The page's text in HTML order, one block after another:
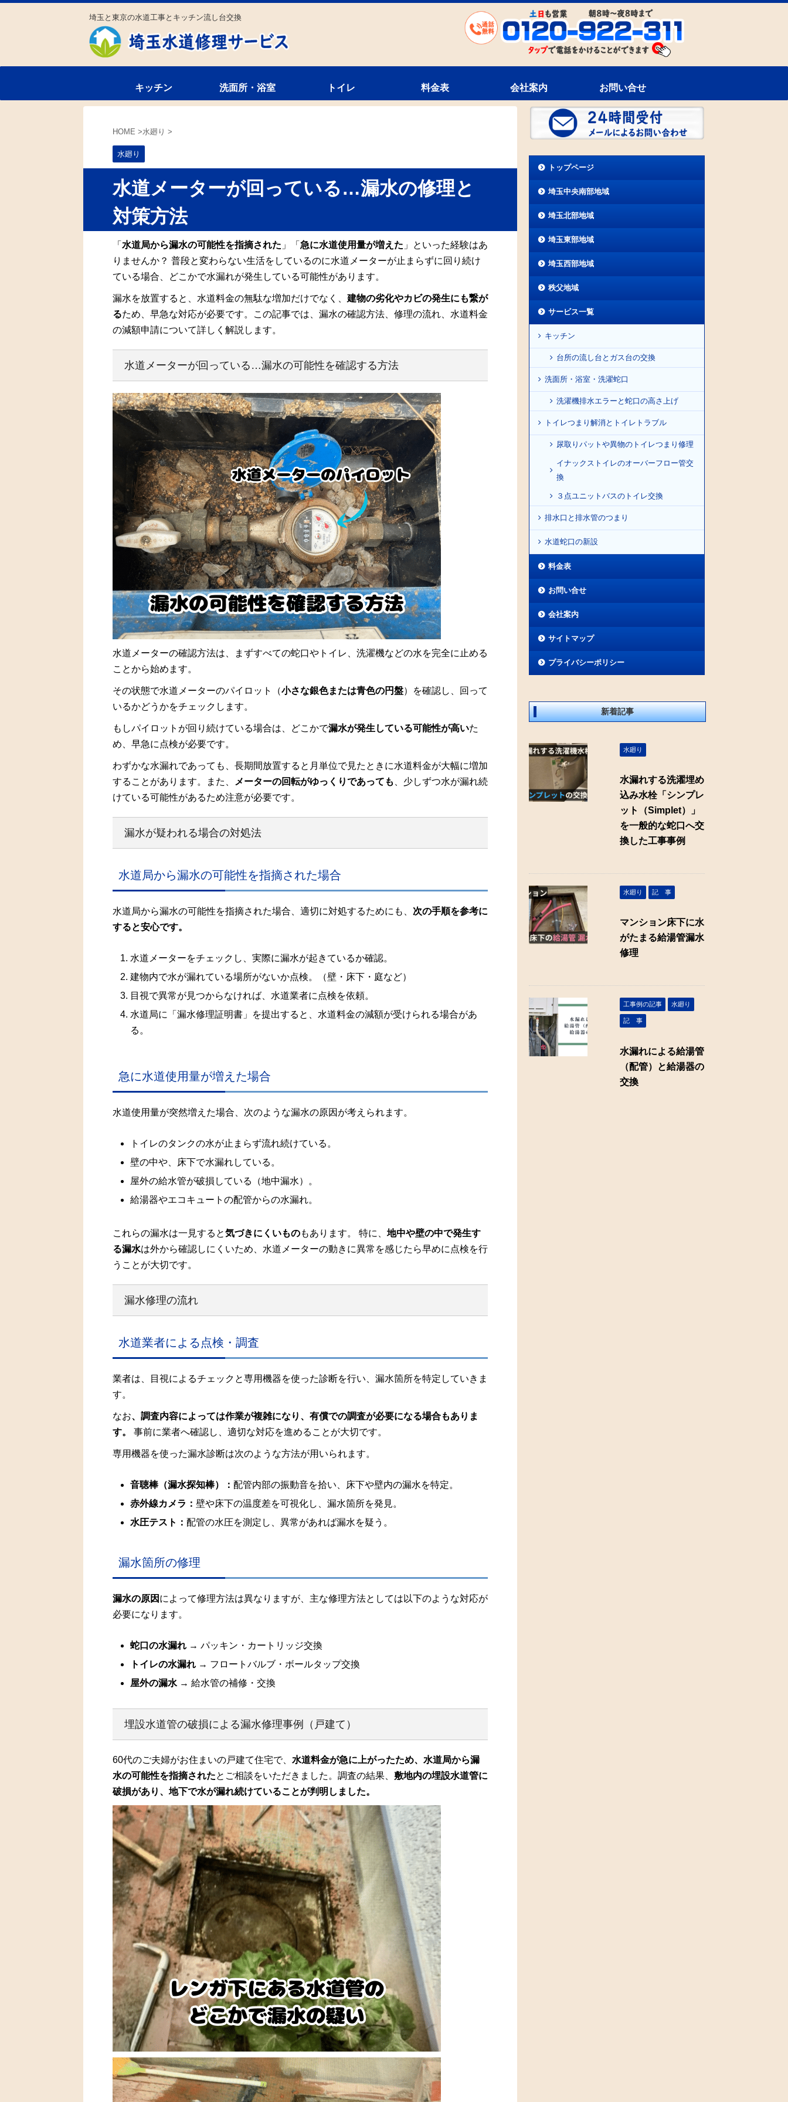
埼玉と東京の水道工事とキッチン流し台交換
キッチン 洗面所・浴室 トイレ 料金表 会社案内 お問い合せ
HOME >水廻り >
水廻り
水道メーターが回っている…漏水の修理と
対策方法
「 水道局から漏水の可能性を指摘された 」「 急に水道使用量が増えた 」といった経験はあ
りませんか？ 普段と変わらない生活をしているのに水道メーターが止まらずに回り続け
ている場合、どこかで水漏れが発生している可能性があります。
漏水を放置すると、水道料金の無駄な増加だけでなく、 建物の劣化やカビの発生にも繋が
るため、早急な対応が必要です。この記事では、漏水の確認方法、修理の流れ、水道料金
の減額申請について詳しく解説します。
水道メーターが回っている…漏水の可能性を確認する方法
水道メーターの確認方法は、まずすべての蛇口やトイレ、洗濯機などの水を完全に止める
ことから始めます。
その状態で水道メーターのパイロット（小さな銀色または青色の円盤）を確認し、回って
いるかどうかをチェックします。
もしパイロットが回り続けている場合は、どこかで漏水が発生している可能性が高いた
め、早急に点検が必要です。
わずかな水漏れであっても、長期間放置すると月単位で見たときに水道料金が大幅に増加
することがあります。また、
メーターの回転がゆっくりであっても
、少しずつ水が漏れ続
けている可能性があるため注意が必要です。
漏水が疑われる場合の対処法
水道局から漏水の可能性を指摘された場合
水道局から漏水の可能性を指摘された場合、適切に対処するためにも、 次の手順を参考に
すると安心です。
水道メーターをチェックし、実際に漏水が起きているか確認。
建物内で水が漏れている場所がないか点検。（壁・床下・庭など）
目視で異常が見つからなければ、水道業者に点検を依頼。
水道局に「漏水修理証明書」を提出すると、水道料金の減額が受けられる場合があ
る。
急に水道使用量が増えた場合
水道使用量が突然増えた場合、次のような漏水の原因が考えられます。
トイレのタンクの水が止まらず流れ続けている。
壁の中や、床下で水漏れしている。
屋外の給水管が破損している（地中漏水）。
給湯器やエコキュートの配管からの水漏れ。
これらの漏水は一見すると気づきにくいものもあります。 特に、 地中や壁の中で発生す
る漏水は外から確認しにくいため、水道メーターの動きに異常を感じたら早めに点検を行
うことが大切です。
漏水修理の流れ
水道業者による点検・調査
業者は、目視によるチェックと専用機器を使った診断を行い、漏水箇所を特定していきま
す。
なお、調査内容によっては作業が複雑になり、有償での調査が必要になる場合もありま
す。 事前に業者へ確認し、適切な対応を進めることが大切です。
専用機器を使った漏水診断は次のような方法が用いられます。
音聴棒（漏水探知棒）： 配管内部の振動音を拾い、床下や壁内の漏水を特定。
赤外線カメラ： 壁や床下の温度差を可視化し、漏水箇所を発見。
水圧テスト： 配管の水圧を測定し、異常があれば漏水を疑う。
漏水箇所の修理
漏水の原因 によって修理方法は異なりますが、主な修理方法としては以下のような対応が
必要になります。
蛇口の水漏れ → パッキン・カートリッジ交換
トイレの水漏れ → フロートバルブ・ボールタップ交換
屋外の漏水 → 給水管の補修・交換
埋設水道管の破損による漏水修理事例（戸建て）
60代のご夫婦がお住まいの戸建て住宅で、 水道料金が急に上がったため、水道局から漏
水の可能性を指摘されたとご相談をいただきました。調査の結果、 敷地内の埋設水道管に
破損があり、地下で水が漏れ続けていることが判明しました。
トップページ
埼玉中央南部地域
埼玉北部地域
埼玉東部地域
埼玉西部地域
秩父地域
サービス一覧
キッチン
台所の流し台とガス台の交換
洗面所・浴室・洗濯蛇口
洗濯機排水エラーと蛇口の高さ上げ
トイレつまり解消とトイレトラブル
尿取りパットや異物のトイレつまり修理
イナックストイレのオーバーフロー管交
換
３点ユニットバスのトイレ交換
排水口と排水管のつまり
水道蛇口の新設
料金表
お問い合せ
会社案内
サイトマップ
プライバシーポリシー
新着記事
水廻り
水漏れする洗濯埋め
込み水栓「シンプレ
ット（Simplet）」
を一般的な蛇口へ交
換した工事事例
水廻り 記 事
マンション床下に水
がたまる給湯管漏水
修理
工事例の記事 水廻り
記 事
水漏れによる給湯管
（配管）と給湯器の
交換